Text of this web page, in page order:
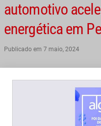
automotivo
energética em
Publicado em 7 maio, 2024